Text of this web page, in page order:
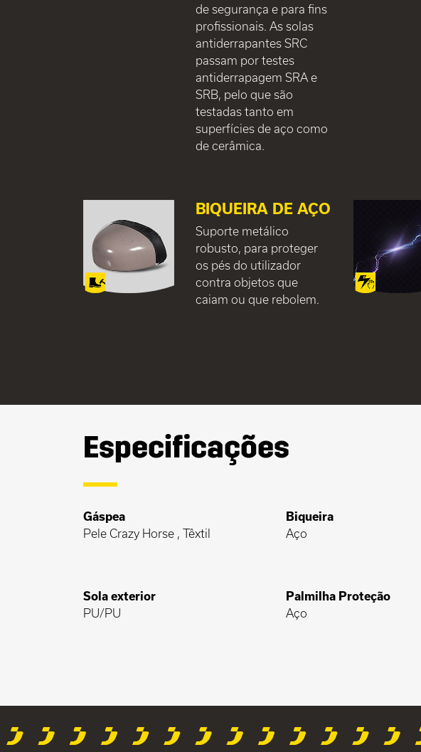
de segurança e para fins
profissionais. As solas
antiderrapantes SRC
passam por testes
antiderrapagem SRA e
SRB, pelo que são
testadas tanto em
superfícies de aço como
de cerâmica.
BIQUEIRA DE AÇO
Suporte metálico
robusto, para proteger
os pés do utilizador
contra objetos que
caiam ou que rebolem.
Especificações
Gáspea
Pele Crazy Horse , Têxtil
Biqueira
Aço
Sola exterior
PU/PU
Palmilha Proteção
Aço